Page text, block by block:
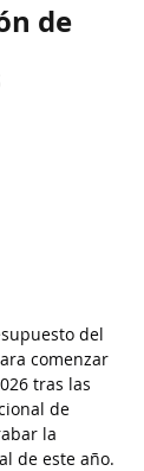
de
del
comenzar
tras las
de
la
de este año.